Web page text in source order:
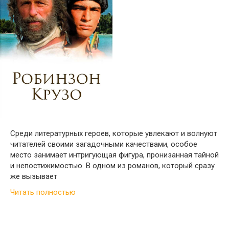
Среди литературных героев, которые увлекают и волнуют
читателей своими загадочными качествами, особое
место занимает интригующая фигура, пронизанная тайной
и непостижимостью. В одном из романов, который сразу
же вызывает
Читать полностью